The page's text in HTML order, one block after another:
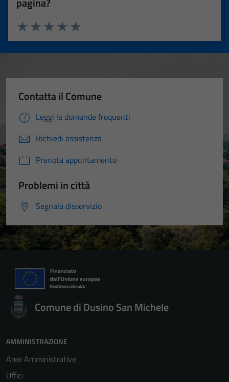
Valuta 5 stelle su 5
Valuta 4 stelle su 5
Valuta 3 stelle su 5
Valuta 2 stelle su 5
Valuta 1 stelle su 5
Contatta il Comune
Leggi le domande frequenti
Richiedi assistenza
Prenota appuntamento
Problemi in città
Segnala disservizio
Comune di Dusino San Michele
AMMINISTRAZIONE
Aree Amministrative
Uffici